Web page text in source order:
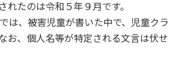
たのは令和５年９月です。
は、被害児童が書いた中で、児童クラ
お、個人名等が特定される文言は伏せ